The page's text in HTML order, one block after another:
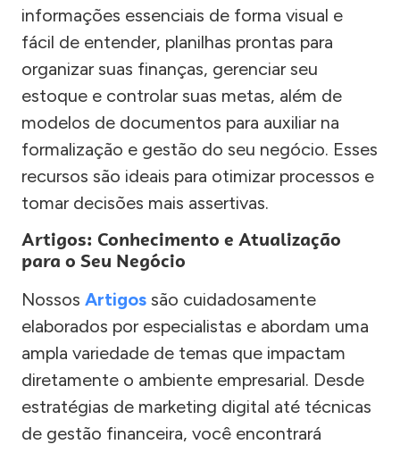
informações essenciais de forma visual e
fácil de entender, planilhas prontas para
organizar suas finanças, gerenciar seu
estoque e controlar suas metas, além de
modelos de documentos para auxiliar na
formalização e gestão do seu negócio. Esses
recursos são ideais para otimizar processos e
tomar decisões mais assertivas.
Artigos: Conhecimento e Atualização
para o Seu Negócio
Nossos Artigos são cuidadosamente
elaborados por especialistas e abordam uma
ampla variedade de temas que impactam
diretamente o ambiente empresarial. Desde
estratégias de marketing digital até técnicas
de gestão financeira, você encontrará